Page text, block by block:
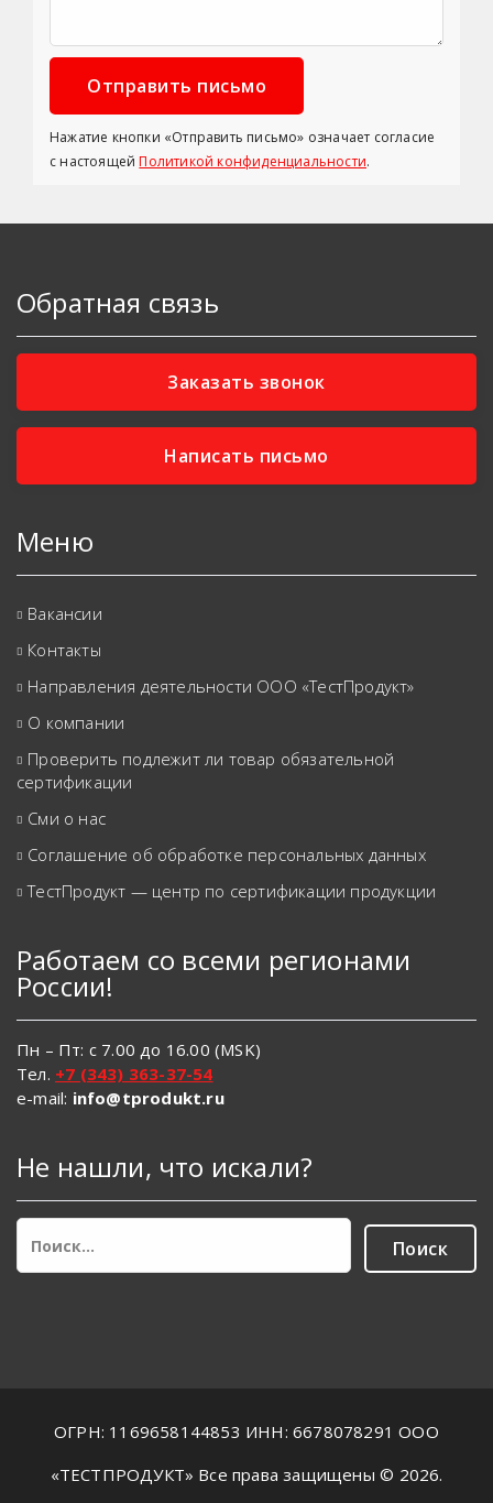
Нажатие кнопки «Отправить письмо» означает согласие
с настоящейПолитикой конфиденциальности.
Обратная связь
Заказать звонок
Написать письмо
Меню
Вакансии
Контакты
Направления деятельности ООО «ТестПродукт»
О компании
Проверить подлежит ли товар обязательной
сертификации
Сми о нас
Соглашение об обработке персональных данных
ТестПродукт — центр по сертификации продукции
Работаем со всеми регионами
России!
Пн – Пт: с 7.00 до 16.00 (MSK)
Тел. +7 (343) 363-37-54
e-mail: info@tprodukt.ru
Не нашли, что искали?
Найти:
ОГРН: 1169658144853 ИНН: 6678078291 ООО
«ТЕСТПРОДУКТ» Все права защищены © 2026.